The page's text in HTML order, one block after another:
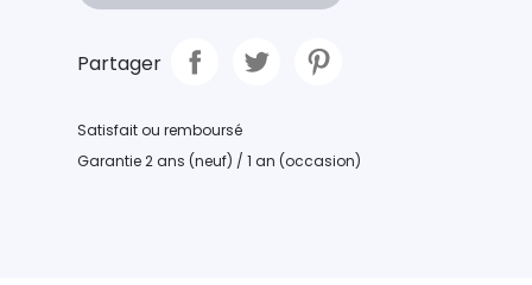
Partager
Satisfait ou remboursé
Garantie 2 ans (neuf) / 1 an (occasion)